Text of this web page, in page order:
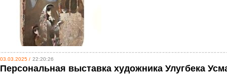
03.03.2025 / 22:20:26
Персональная выставка художника Улугбека